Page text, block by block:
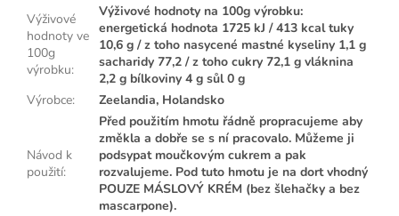
Výživové
hodnoty ve
100g
výrobku:
Výživové hodnoty na 100g výrobku:
energetická hodnota 1725 kJ / 413 kcal tuky
10,6 g / z toho nasycené mastné kyseliny 1,1 g
sacharidy 77,2 / z toho cukry 72,1 g vláknina
2,2 g bílkoviny 4 g sůl 0 g
Výrobce: Zeelandia, Holandsko
Návod k
použití:
Před použitím hmotu řádně propracujeme aby
změkla a dobře se s ní pracovalo. Můžeme ji
podsypat moučkovým cukrem a pak
rozvalujeme. Pod tuto hmotu je na dort vhodný
POUZE MÁSLOVÝ KRÉM (bez šlehačky a bez
mascarpone).